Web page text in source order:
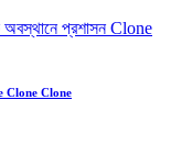
Clone Clone